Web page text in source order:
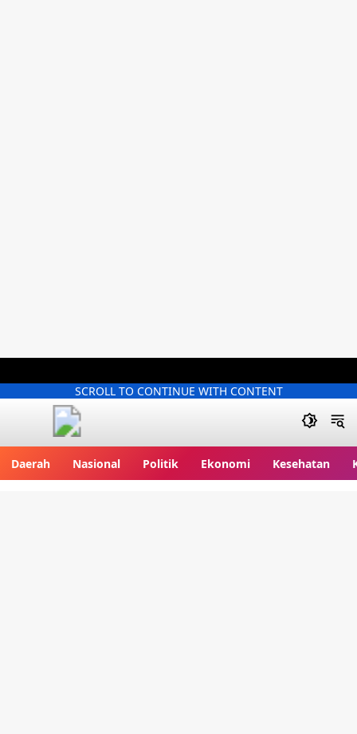
SCROLL TO CONTINUE WITH CONTENT
Daerah Nasional Politik Ekonomi Kesehatan